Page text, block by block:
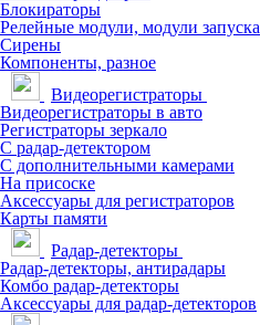
Блокираторы
Релейные модули, модули запуска
Сирены
Компоненты, разное
Видеорегистраторы
Видеорегистраторы в авто
Регистраторы зеркало
С радар-детектором
С дополнительными камерами
На присоске
Аксессуары для регистраторов
Карты памяти
Радар-детекторы
Радар-детекторы, антирадары
Комбо радар-детекторы
Аксессуары для радар-детекторов